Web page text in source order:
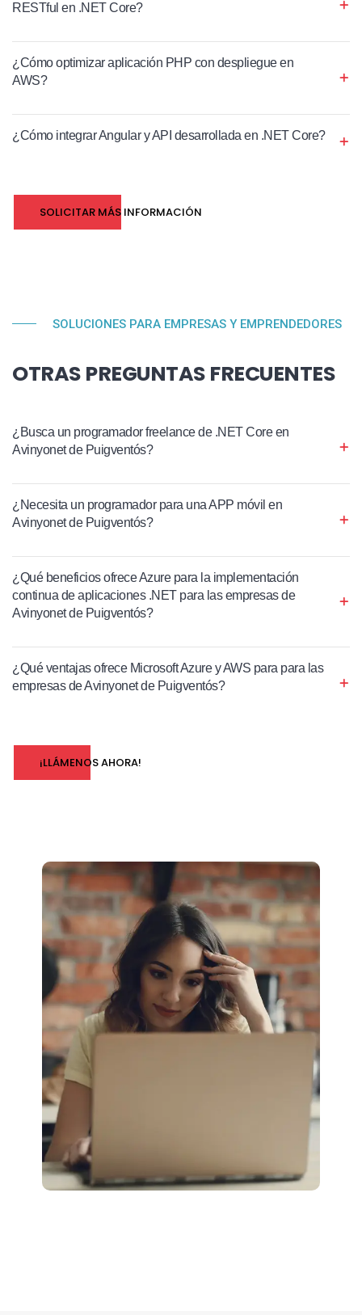
RESTful en .NET Core?
¿Cómo optimizar aplicación PHP con despliegue en
AWS?
¿Cómo integrar Angular y API desarrollada en .NET Core?
SOLICITAR MÁS INFORMACIÓN
SOLUCIONES PARA EMPRESAS Y EMPRENDEDORES
OTRAS PREGUNTAS FRECUENTES
¿Busca un programador freelance de .NET Core en
Avinyonet de Puigventós?
¿Necesita un programador para una APP móvil en
Avinyonet de Puigventós?
¿Qué beneficios ofrece Azure para la implementación
continua de aplicaciones .NET para las empresas de
Avinyonet de Puigventós?
¿Qué ventajas ofrece Microsoft Azure y AWS para para las
empresas de Avinyonet de Puigventós?
¡LLÁMENOS AHORA!